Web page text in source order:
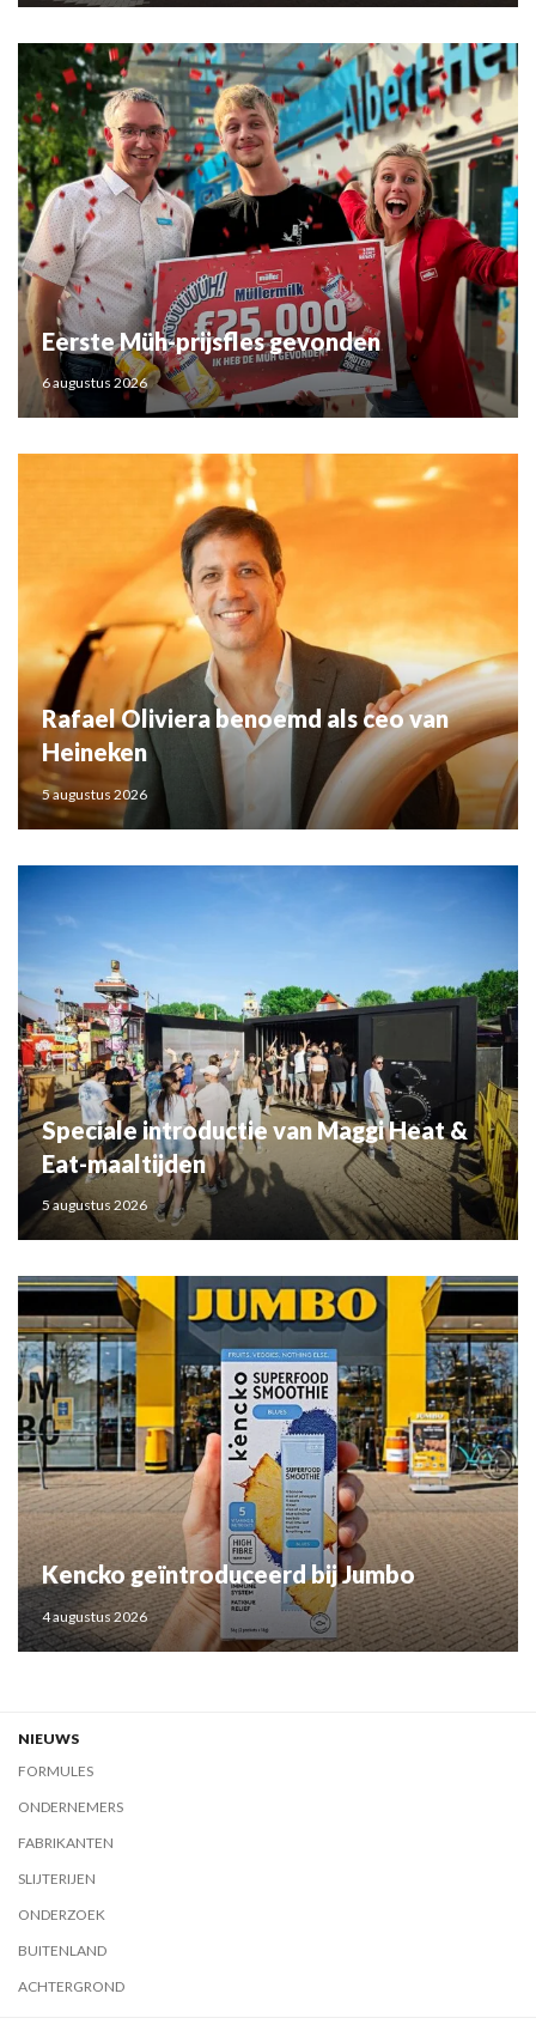
Eerste Müh-prijsfles gevonden
6 augustus 2026
Rafael Oliviera benoemd als ceo van
Heineken
5 augustus 2026
Speciale introductie van Maggi Heat &
Eat-maaltijden
5 augustus 2026
Kencko geïntroduceerd bij Jumbo
4 augustus 2026
NIEUWS
FORMULES
ONDERNEMERS
FABRIKANTEN
SLIJTERIJEN
ONDERZOEK
BUITENLAND
ACHTERGROND